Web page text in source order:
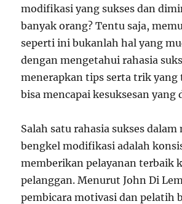
modifikasi yang sukses dan
banyak orang? Tentu saja,
seperti ini bukanlah hal yang
dengan mengetahui rahasia
menerapkan tips serta trik yang
bisa mencapai kesuksesan yang
Salah satu rahasia sukses
bengkel modifikasi adalah
memberikan pelayanan terbaik
pelanggan. Menurut John Di
pembicara motivasi dan pelatih